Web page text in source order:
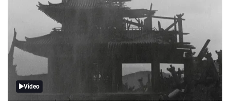
Video